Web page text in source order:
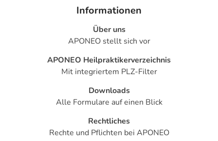
Informationen
Über uns
APONEO stellt sich vor
APONEO Heilpraktikerverzeichnis
Mit integriertem PLZ-Filter
Downloads
Alle Formulare auf einen Blick
Rechtliches
Rechte und Pflichten bei APONEO